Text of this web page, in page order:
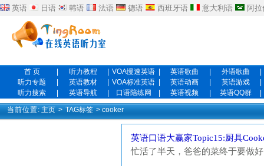
英语 日语 韩语 法语 德语 西班牙语 意大利语 阿
首 页 听力教程 VOA慢速英语 英语歌曲 外语歌曲
听力专题
英语教材 VOA标准英语 英语动画 英语游戏
听力搜索
英语导航 口语陪练网 英语视频 英语QQ群
当前位置: 主页 > TAG标签 > cooker
英语口语大赢家Topic15:厨具
忙活了半天，爸爸的菜终于要做